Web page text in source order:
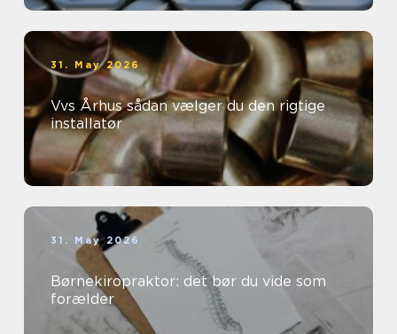
31. May 2026
Vvs Århus sådan vælger du den rigtige
installatør
31. May 2026
Børnekiropraktor: det bør du vide som
forælder